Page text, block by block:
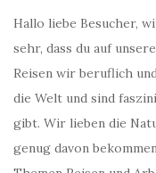
Hallo liebe Besucher,
sehr, dass du auf
Reisen wir beruflich
die Welt und sind
gibt. Wir lieben die
genug davon